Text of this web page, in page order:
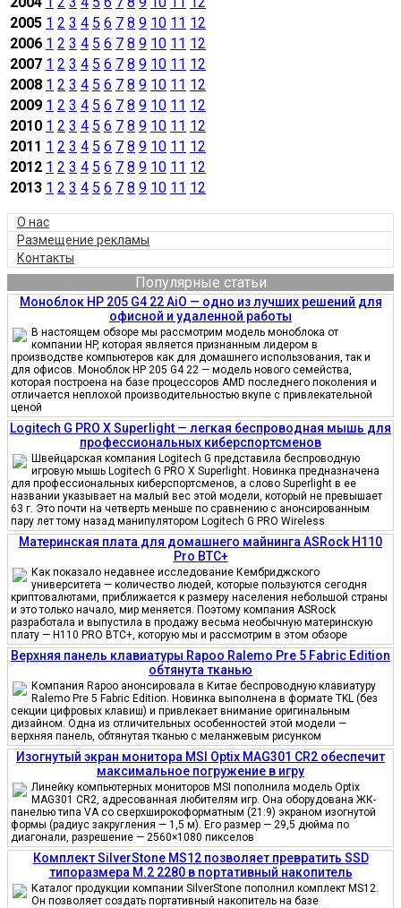
2005 1 2 3 4 5 6 7 8 9 10 11 12
2006 1 2 3 4 5 6 7 8 9 10 11 12
2007 1 2 3 4 5 6 7 8 9 10 11 12
2008 1 2 3 4 5 6 7 8 9 10 11 12
2009 1 2 3 4 5 6 7 8 9 10 11 12
2010 1 2 3 4 5 6 7 8 9 10 11 12
2011 1 2 3 4 5 6 7 8 9 10 11 12
2012 1 2 3 4 5 6 7 8 9 10 11 12
2013 1 2 3 4 5 6 7 8 9 10 11 12
О нас
Размещение рекламы
Контакты
Популярные статьи
Моноблок HP 205 G4 22 AiO — одно из лучших решений для
офисной и удаленной работы
В настоящем обзоре мы рассмотрим модель моноблока от
компании HP, которая является признанным лидером в
производстве компьютеров как для домашнего использования, так и
для офисов. Моноблок HP 205 G4 22 — модель нового семейства,
которая построена на базе процессоров AMD последнего поколения и
отличается неплохой производительностью вкупе с привлекательной
ценой
Logitech G PRO X Superlight — легкая беспроводная мышь для
профессиональных киберспортсменов
Швейцарская компания Logitech G представила беспроводную
игровую мышь Logitech G PRO X Superlight. Новинка предназначена
для профессиональных киберспортсменов, а слово Superlight в ее
названии указывает на малый вес этой модели, который не превышает
63 г. Это почти на четверть меньше по сравнению с анонсированным
пару лет тому назад манипулятором Logitech G PRO Wireless
Материнская плата для домашнего майнинга ASRock H110
Pro BTC+
Как показало недавнее исследование Кембриджского
университета — количество людей, которые пользуются сегодня
криптовалютами, приближается к размеру населения небольшой страны
и это только начало, мир меняется. Поэтому компания ASRock
разработала и выпустила в продажу весьма необычную материнскую
плату — H110 PRO BTC+, которую мы и рассмотрим в этом обзоре
Верхняя панель клавиатуры Rapoo Ralemo Pre 5 Fabric Edition
обтянута тканью
Компания Rapoo анонсировала в Китае беспроводную клавиатуру
Ralemo Pre 5 Fabric Edition. Новинка выполнена в формате TKL (без
секции цифровых клавиш) и привлекает внимание оригинальным
дизайном. Одна из отличительных особенностей этой модели —
верхняя панель, обтянутая тканью с меланжевым рисунком
Изогнутый экран монитора MSI Optix MAG301 CR2 обеспечит
максимальное погружение в игру
Линейку компьютерных мониторов MSI пополнила модель Optix
MAG301 CR2, адресованная любителям игр. Она оборудована ЖК-
панелью типа VA со сверхширокоформатным (21:9) экраном изогнутой
формы (радиус закругления — 1,5 м). Его размер — 29,5 дюйма по
диагонали, разрешение — 2560×1080 пикселов
Комплект SilverStone MS12 позволяет превратить SSD
типоразмера M.2 2280 в портативный накопитель
Каталог продукции компании SilverStone пополнил комплект MS12.
Он позволяет создать портативный накопитель на базе